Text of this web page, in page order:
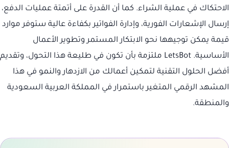
الاحتكاك في عملية الشراء. كما أن القدرة على أتمتة عمليات الدفع،
إرسال الإشعارات الفورية، وإدارة الفواتير بكفاءة عالية ستوفر موارد
قيمة يمكن توجيهها نحو الابتكار المستمر وتطوير الأعمال
الأساسية. LetsBot ملتزمة بأن تكون في طليعة هذا التحول، وتقديم
أفضل الحلول التقنية لتمكين أعمالك من الازدهار والنمو في هذا
المشهد الرقمي المتغير باستمرار في المملكة العربية السعودية
والمنطقة.